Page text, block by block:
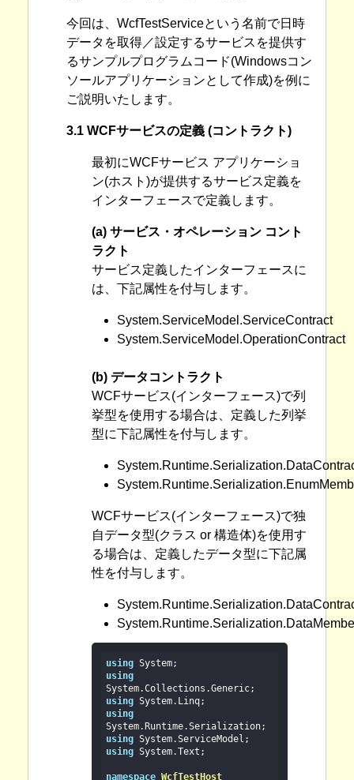
今回は、WcfTestServiceという名前で日時
データを取得／設定するサービスを提供す
るサンプルプログラムコード(Windowsコン
ソールアプリケーションとして作成)を例に
ご説明いたします。
3.1 WCFサービスの定義 (コントラクト)
最初にWCFサービス アプリケーショ
ン(ホスト)が提供するサービス定義を
インターフェースで定義します。
(a) サービス・オペレーション コント
ラクト
サービス定義したインターフェースに
は、下記属性を付与します。
System.ServiceModel.ServiceContract
System.ServiceModel.OperationContract
(b) データコントラクト
WCFサービス(インターフェース)で列
挙型を使用する場合は、定義した列挙
型に下記属性を付与します。
WCFサービス(インターフェース)で独
自データ型(クラス or 構造体)を使用す
る場合は、定義したデータ型に下記属
性を付与します。
using
using
using
using
using
using System.Text;
namespace WcfTestHost